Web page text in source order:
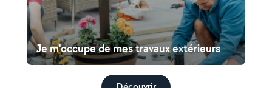
Je m'occupe de mes travaux extérieurs